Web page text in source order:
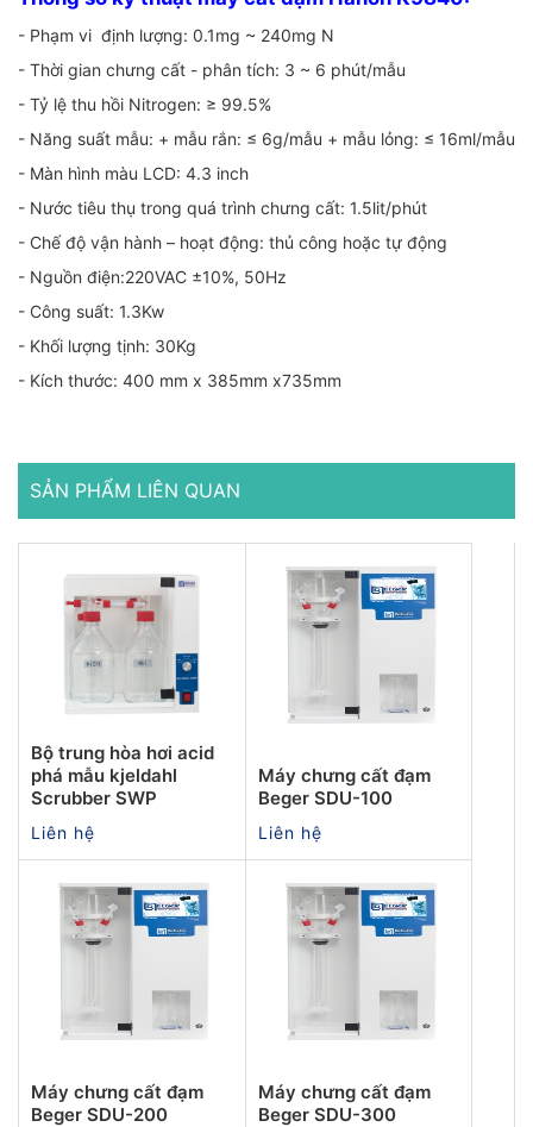
- Phạm vi định lượng: 0.1mg ~ 240mg N
- Thời gian chưng cất - phân tích: 3 ~ 6 phút/mẫu
- Tỷ lệ thu hồi Nitrogen: ≥ 99.5%
- Năng suất mẫu: + mẫu rắn: ≤ 6g/mẫu + mẫu lỏng: ≤ 16ml/mẫu
- Màn hình màu LCD: 4.3 inch
- Nước tiêu thụ trong quá trình chưng cất: 1.5lit/phút
- Chế độ vận hành – hoạt động: thủ công hoặc tự động
- Nguồn điện:220VAC ±10%, 50Hz
- Công suất: 1.3Kw
- Khối lượng tịnh: 30Kg
- Kích thước: 400 mm x 385mm x735mm
SẢN PHẨM LIÊN QUAN
Bộ trung hòa hơi acid
phá mẫu kjeldahl
Scrubber SWP
Liên hệ
Máy chưng cất đạm
Beger SDU-100
Liên hệ
Máy chưng cất đạm
Beger SDU-200
Máy chưng cất đạm
Beger SDU-300